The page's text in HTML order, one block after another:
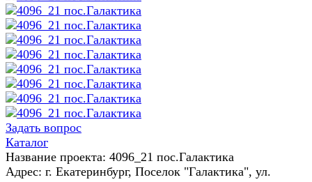
Задать вопрос
Каталог
Название проекта: 4096_21 пос.Галактика
Адрес: г. Екатеринбург, Поселок "Галактика", ул.